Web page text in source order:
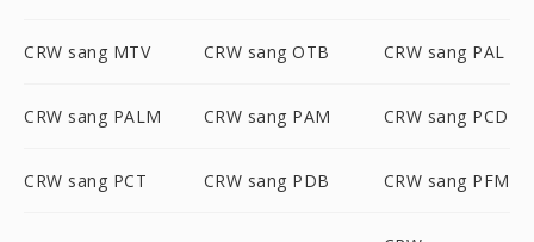
CRW sang MTV CRW sang OTB CRW sang PAL
CRW sang PALM CRW sang PAM CRW sang PCD
CRW sang PCT CRW sang PDB CRW sang PFM